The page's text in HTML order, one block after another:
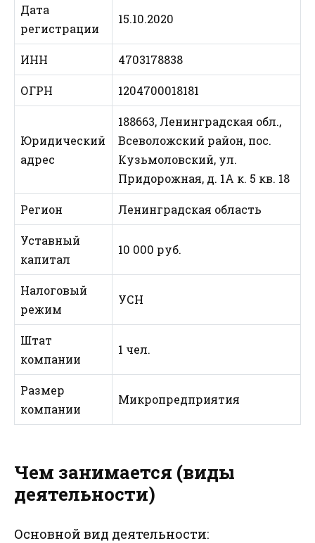
Дата
регистрации
15.10.2020
ИНН 4703178838
ОГРН 1204700018181
Юридический
адрес
188663, Ленинградская обл.,
Всеволожский район, пос.
Кузьмоловский, ул.
Придорожная, д. 1А к. 5 кв. 18
Регион Ленинградская область
Уставный
капитал
10 000 руб.
Налоговый
режим
УСН
Штат
компании
1 чел.
Размер
компании
Микропредприятия
Чем занимается (виды
деятельности)
Основной вид деятельности: